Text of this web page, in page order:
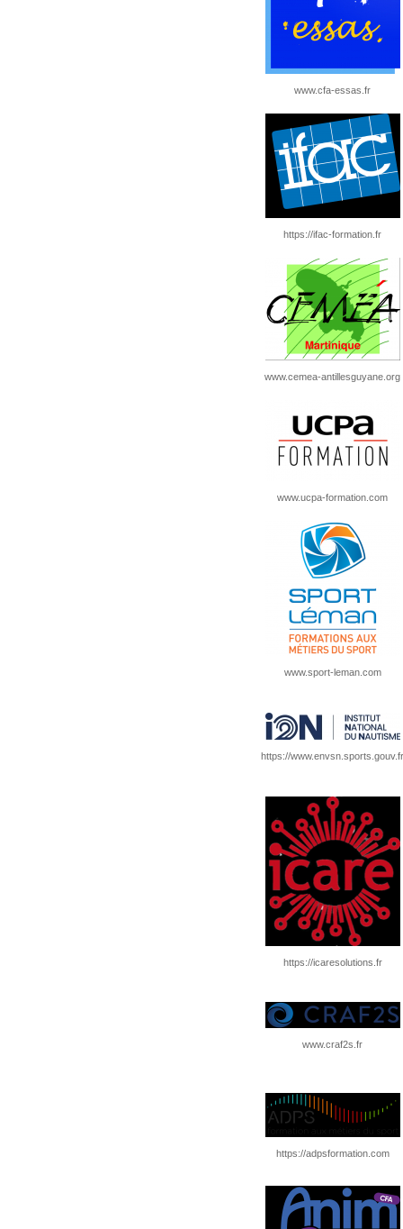
www.cfa-essas.fr
https://ifac-formation.fr
www.cemea-antillesguyane.org
www.ucpa-formation.com
www.sport-leman.com
https://
https://icaresolutions.fr
www.craf2s.fr
https://adpsformation.com